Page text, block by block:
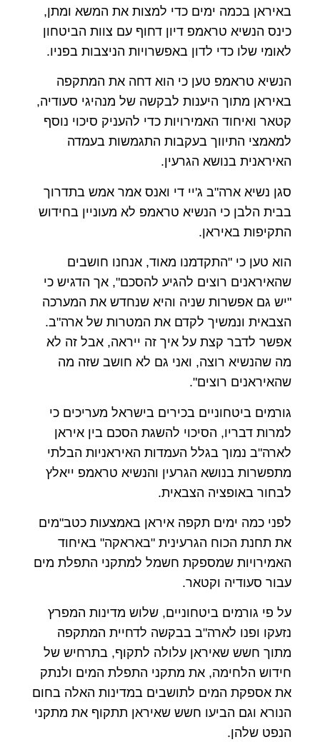
באיראן בכמה ימים כדי למצות את המשא ומתן,
כינס הנשיא טראמפ דיון דחוף עם צוות הביטחון
לאומי שלו כדי לדון באפשרויות הניצבות בפניו.
הנשיא טראמפ טען כי הוא דחה את המתקפה
באיראן מתוך היענות לבקשה של מנהיגי סעודיה,
קטאר ואיחוד האמירויות כדי להעניק סיכוי נוסף
למאמצי התיווך בעקבות התגמשות בעמדה
האיראנית בנושא הגרעין.
סגן נשיא ארה"ב ג'יי די ואנס אמר אמש בתדרוך
בבית הלבן כי הנשיא טראמפ לא מעוניין בחידוש
התקיפות באיראן.
הוא טען כי "התקדמנו מאוד, אנחנו חושבים
שהאיראנים רוצים להגיע להסכם", אך הדגיש כי
"יש גם אפשרות שניה והיא שנחדש את המערכה
הצבאית ונמשיך לקדם את המטרות של ארה"ב.
אפשר לדבר קצת על איך זה ייראה, אבל זה לא
מה שהנשיא רוצה, ואני גם לא חושב שזה מה
שהאיראנים רוצים".
גורמים ביטחוניים בכירים בישראל מעריכים כי
למרות דבריו, הסיכוי להשגת הסכם בין איראן
לארה"ב נמוך בגלל העמדות האיראניות הבלתי
מתפשרות בנושא הגרעין והנשיא טראמפ ייאלץ
לבחור באופציה הצבאית.
לפני כמה ימים תקפה איראן באמצעות כטב"מים
את תחנת הכוח הגרעינית "באראקה" באיחוד
האמירויות שמספקת חשמל למתקני התפלת מים
עבור סעודיה וקטאר.
על פי גורמים ביטחוניים, שלוש מדינות המפרץ
נזעקו ופנו לארה"ב בבקשה לדחיית המתקפה
מתוך חשש שאיראן עלולה לתקוף, בתרחיש של
חידוש הלחימה, את מתקני התפלת המים ולנתק
את אספקת המים לתושבים במדינות האלה בחום
הנורא וגם הביעו חשש שאיראן תתקוף את מתקני
הנפט שלהן.